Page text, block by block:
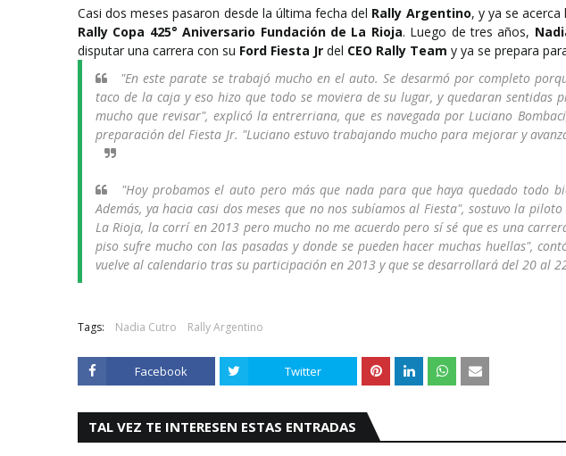
Casi dos meses pasaron desde la última fecha del Rally Argentino, y ya se
Rally Copa 425° Aniversario Fundación de La Rioja. Luego de tres años,
disputar una carrera con su Ford Fiesta Jr del CEO Rally Team y ya se prepara
"En este parate se trabajó mucho en el auto. Se desarmó por completo
taco de la caja y eso hizo que todo se moviera de su lugar, y quedaran sentidas
mucho que revisar", explicó la entrerriana, que es navegada por Luciano
preparación del Fiesta Jr. "Luciano estuvo trabajando mucho para mejorar y
"Hoy probamos el auto pero más que nada para que haya quedado todo
Además, ya hacia casi dos meses que no nos subíamos al Fiesta", sostuvo la
La Rioja, la corrí en 2013 pero mucho no me acuerdo pero sí sé que es una
piso sufre mucho con las pasadas y donde se pueden hacer muchas huellas",
vuelve al calendario tras su participación en 2013 y que se desarrollará del 20 al
Tags: Nadia Cutro Rally Argentino
Facebook Twitter
TAL VEZ TE INTERESEN ESTAS ENTRADAS